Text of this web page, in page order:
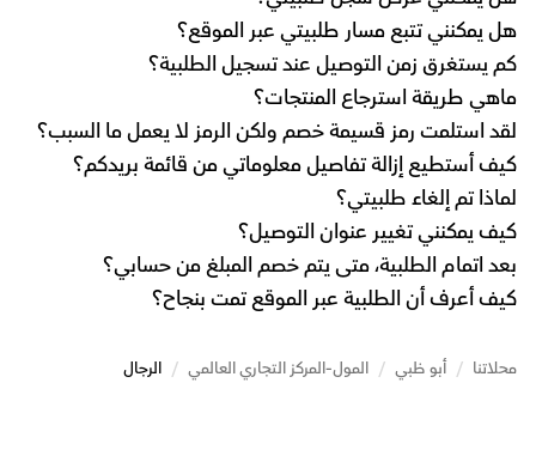
هل يمكنني تتبع مسار طلبيتي عبر الموقع؟
كم يستغرق زمن التوصيل عند تسجيل الطلبية؟
ماهي طريقة استرجاع المنتجات؟
لقد استلمت رمز قسيمة خصم ولكن الرمز لا يعمل ما السبب؟
كيف أستطيع إزالة تفاصيل معلوماتي من قائمة بريدكم؟
لماذا تم إلغاء طلبيتي؟
كيف يمكنني تغيير عنوان التوصيل؟
بعد اتمام الطلبية، متى يتم خصم المبلغ من حسابي؟
كيف أعرف أن الطلبية عبر الموقع تمت بنجاح؟
محلاتنا / أبو ظبي / المول-المركز التجاري العالمي / الرجال